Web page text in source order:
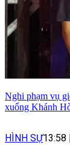
Nghi phạm vụ
xuống Khánh
HÌNH SỰ13:58